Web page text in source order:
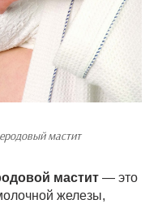
мастит
мастит — это
железы,